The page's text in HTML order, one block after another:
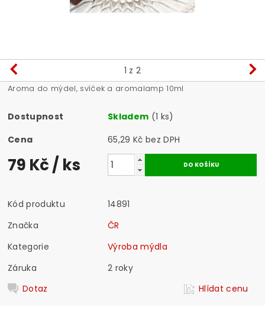
1 z 2
Aroma do mýdel, svíček a aromalamp 10ml
Dostupnost Skladem (1 ks)
Cena
65,29 Kč bez DPH
79 Kč/ ks
Kód produktu
14891
Značka
ČR
Kategorie
Výroba mýdla
Záruka
2 roky
Dotaz
Hlídat cenu